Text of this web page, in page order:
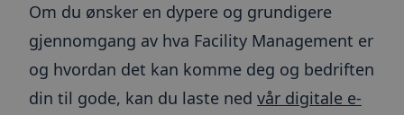
Om du ønsker en dypere og grundigere
gjennomgang av hva Facility Management er
og hvordan det kan komme deg og bedriften
din til gode, kan du laste ned vår digitale e-